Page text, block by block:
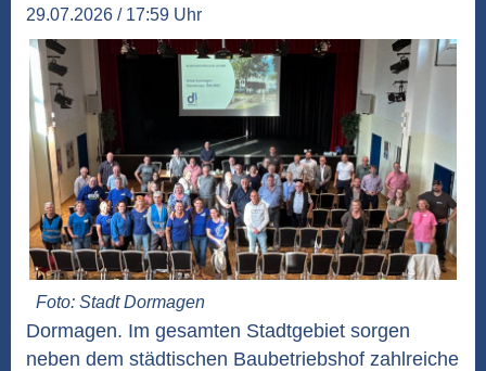
29.07.2026 / 17:59 Uhr
Foto: Stadt Dormagen
Dormagen. Im gesamten Stadtgebiet sorgen
neben dem städtischen Baubetriebshof zahlreiche